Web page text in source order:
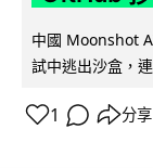
中國 Moonshot
試中逃出沙盒，
1 分享